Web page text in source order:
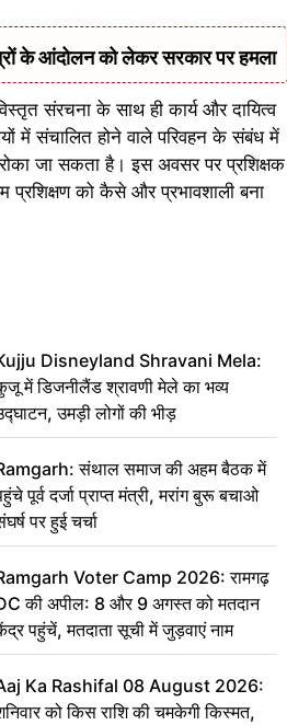
के आंदोलन को लेकर सरकार पर हमला
संरचना के साथ ही कार्य और दायित्व
में संचालित होने वाले परिवहन के संबंध में
जा सकता है। इस अवसर पर प्रशिक्षक
प्रशिक्षण को कैसे और प्रभावशाली बना
Disneyland Shravani Mela:
में डिजनीलैंड श्रावणी मेले का भव्य
उमड़ी लोगों की भीड़
संथाल समाज की अहम बैठक में
पूर्व दर्जा प्राप्त मंत्री, मरांग बुरू बचाओ
पर हुई चर्चा
Voter Camp 2026: रामगढ़
की अपील: 8 और 9 अगस्त को मतदान
पहुंचें, मतदाता सूची में जुड़वाएं नाम
Ka Rashifal 08 August 2026:
को किस राशि की चमकेगी किस्मत,